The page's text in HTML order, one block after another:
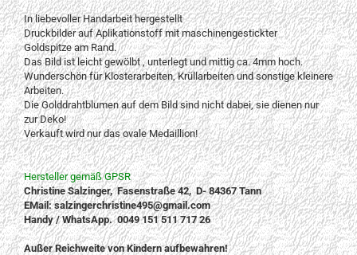
In liebevoller Handarbeit hergestellt
Druckbilder auf Aplikationstoff mit maschinengestickter
Goldspitze am Rand.
Das Bild ist leicht gewölbt , unterlegt und mittig ca. 4mm hoch.
Wunderschön für Klosterarbeiten, Krüllarbeiten und sonstige kleinere
Arbeiten.
Die Golddrahtblumen auf dem Bild sind nicht dabei, sie dienen nur
zur Deko!
Verkauft wird nur das ovale Medaillion!
Hersteller gemäß GPSR
Christine Salzinger, Fasenstraße 42, D- 84367 Tann
EMail: salzingerchristine495@gmail.com
Handy / WhatsApp. 0049 151 511 717 26
Außer Reichweite von Kindern aufbewahren!